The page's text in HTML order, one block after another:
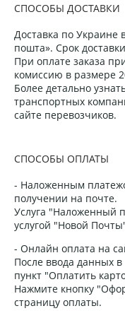
СПОСОБЫ ДОСТАВКИ
Доставка по Украине
пошта». Срок
При оплате заказа
комиссию в размере
Более детально
транспортных
сайте перевозчиков.
СПОСОБЫ ОПЛАТЫ
- Наложенным
получении на почте.
Услуга "Наложенный
услугой "Новой
- Онлайн оплата на
После ввода данных
пункт "Оплатить
Нажмите кнопку
страницу оплаты.